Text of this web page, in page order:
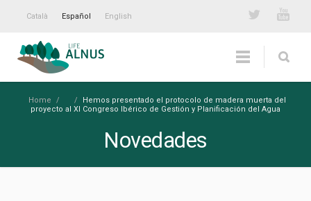
Català Español English
Home / /
Hemos presentado el protocolo de madera muerta del
proyecto al XI Congreso Ibérico de Gestión y Planificación del Agua
Novedades